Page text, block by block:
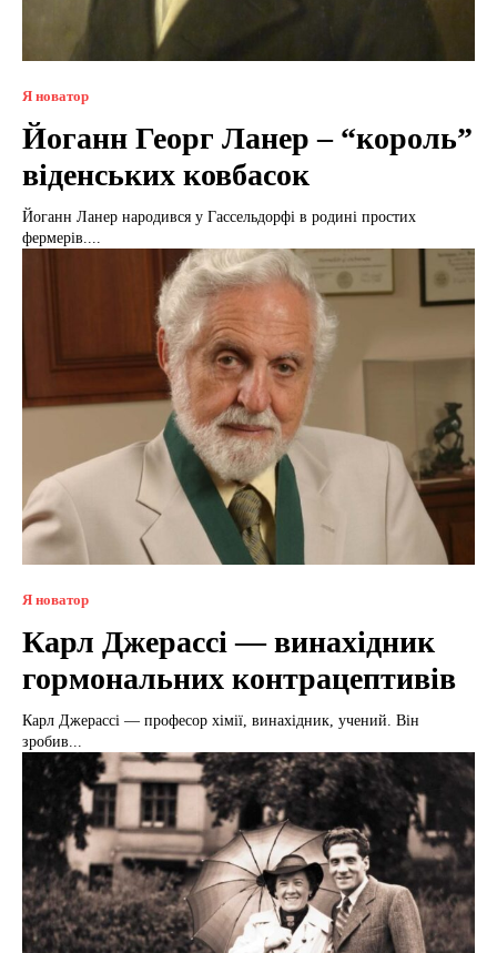
Я новатор
Йоганн Георг Ланер – “король”
віденських ковбасок
Йоганн Ланер народився у Гассельдорфі в родині простих
фермерів....
Я новатор
Карл Джерассі — винахідник
гормональних контрацептивів
Карл Джерассі — професор хімії, винахідник, учений. Він
зробив...